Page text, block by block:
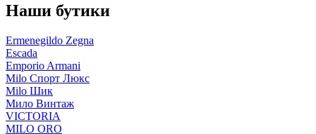
Наши бутики
Ermenegildo Zegna
Escada
Emporio Armani
Milo Спорт Люкс
Milo Шик
Мило Винтаж
VICTORIA
MILO ORO